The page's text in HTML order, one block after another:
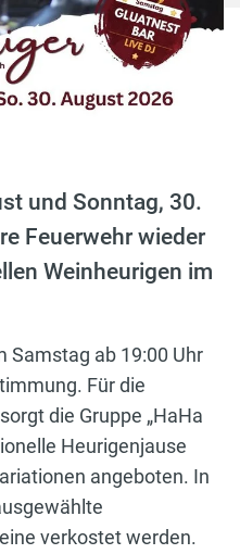
und Sonntag, 30.
Feuerwehr wieder
Weinheurigen im
Samstag ab 19:00 Uhr
Für die
die Gruppe „HaHa
Heurigenjause
angeboten. In
verkostet werden.